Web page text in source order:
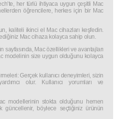
her türlü ihtiyaca uygun çeşitli Mac
öğrencilere, herkes için bir Mac
kaliteli ikinci el Mac cihazları keşfedin.
Mac cihaza kolayca sahip olun.
sayfasında, Mac özellikleri ve avantajları
modelinin size uygun olduğunu kolayca
Gerçek kullanıcı deneyimleri, sizin
olur. Kullanıcı yorumları ve
modellerinin stokta olduğunu hemen
güncellenir, böylece seçtiğiniz ürünün